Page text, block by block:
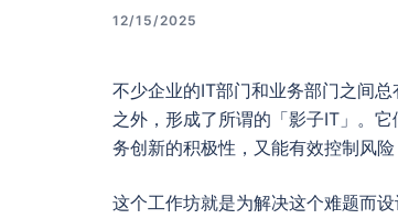
12/15/2025
不少企业的IT部门和业务部门之间
之外，形成了所谓的「影子IT」。
务创新的积极性，又能有效控制风
这个工作坊就是为解决这个难题而